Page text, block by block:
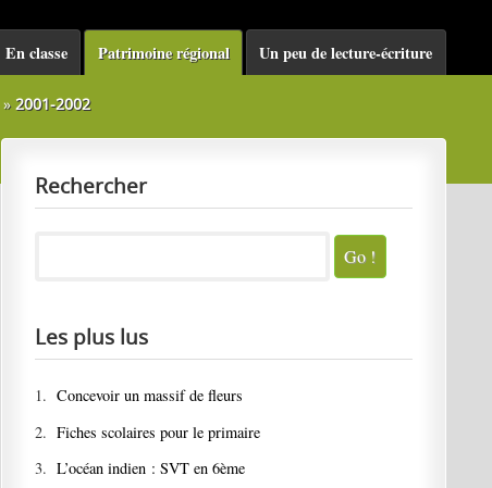
Un peu de lecture-écriture
Patrimoine régional
En classe
»2001-2002
Rechercher
Les plus lus
1.Concevoir un massif de fleurs
2.Fiches scolaires pour le primaire
3.L’océan indien : SVT en 6ème